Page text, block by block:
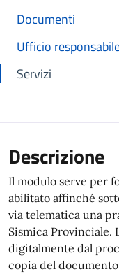
Documenti
Ufficio
Servizi
Descrizione
Il modulo serve per
abilitato affinché
via telematica una
Sismica Provinciale.
digitalmente dal
copia del